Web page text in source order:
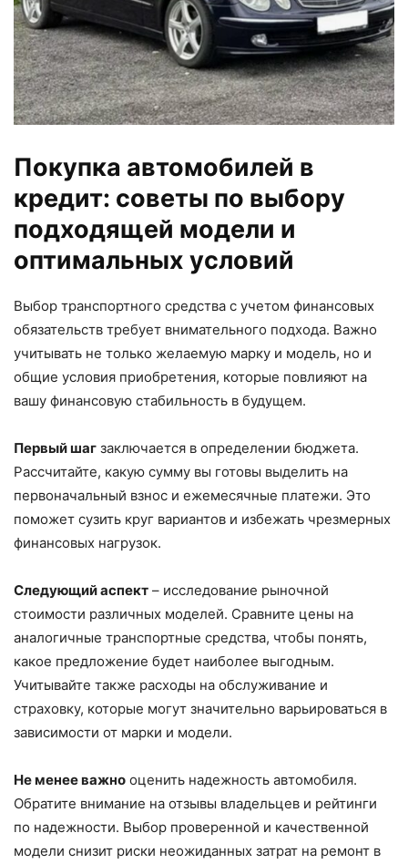
Покупка автомобилей в
кредит: советы по выбору
подходящей модели и
оптимальных условий
Выбор транспортного средства с учетом финансовых
обязательств требует внимательного подхода. Важно
учитывать не только желаемую марку и модель, но и
общие условия приобретения, которые повлияют на
вашу финансовую стабильность в будущем.
Первый шаг заключается в определении бюджета.
Рассчитайте, какую сумму вы готовы выделить на
первоначальный взнос и ежемесячные платежи. Это
поможет сузить круг вариантов и избежать чрезмерных
финансовых нагрузок.
Следующий аспект – исследование рыночной
стоимости различных моделей. Сравните цены на
аналогичные транспортные средства, чтобы понять,
какое предложение будет наиболее выгодным.
Учитывайте также расходы на обслуживание и
страховку, которые могут значительно варьироваться в
зависимости от марки и модели.
Не менее важно оценить надежность автомобиля.
Обратите внимание на отзывы владельцев и рейтинги
по надежности. Выбор проверенной и качественной
модели снизит риски неожиданных затрат на ремонт в